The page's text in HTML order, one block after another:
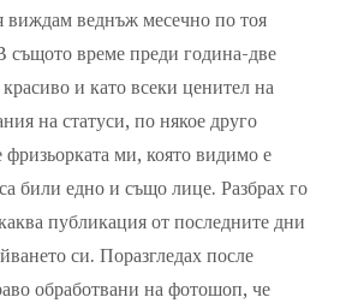
виждам веднъж месечно по тоя
същото време преди година-две
и като всеки ценител на
на статуси, по някое друго
ми, която видимо е
били едно и също лице. Разбрах го
публикация от последните дни
си. Поразгледах после
обработвани на фотошоп, че